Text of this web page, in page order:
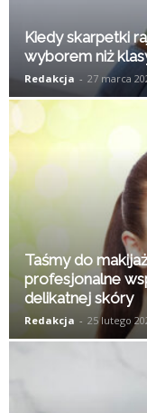
Kiedy skarpetki
wyborem niż
Redakcja - 27 marca
Taśmy do
profesjonalne
delikatnej skóry
Redakcja - 25 lutego